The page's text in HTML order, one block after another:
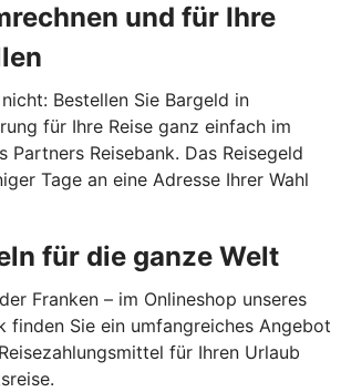
und für Ihre
Bestellen Sie Bargeld in
für Ihre Reise ganz einfach im
Partners Reisebank. Das Reisegeld
Tage an eine Adresse Ihrer Wahl
für die ganze Welt
Franken – im Onlineshop unseres
finden Sie ein umfangreiches Angebot
für Ihren Urlaub